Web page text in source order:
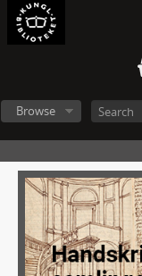
Browse
L213 -
1 - Brev till
2 - Brev